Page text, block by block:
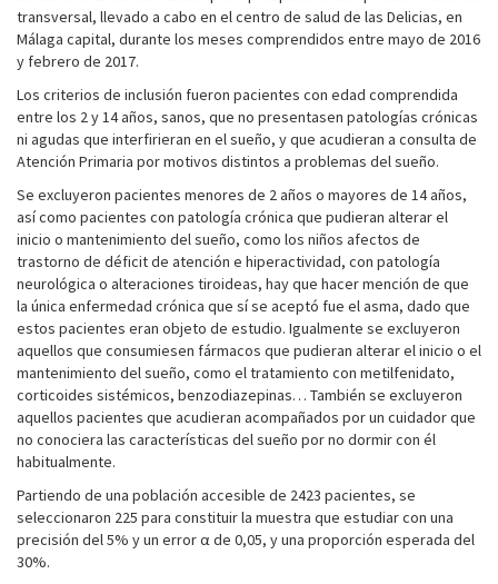
transversal, llevado a cabo en el centro de salud de las Delicias, en
Málaga capital, durante los meses comprendidos entre mayo de 2016
y febrero de 2017.
Los criterios de inclusión fueron pacientes con edad comprendida
entre los 2 y 14 años, sanos, que no presentasen patologías crónicas
ni agudas que interfirieran en el sueño, y que acudieran a consulta de
Atención Primaria por motivos distintos a problemas del sueño.
Se excluyeron pacientes menores de 2 años o mayores de 14 años,
así como pacientes con patología crónica que pudieran alterar el
inicio o mantenimiento del sueño, como los niños afectos de
trastorno de déficit de atención e hiperactividad, con patología
neurológica o alteraciones tiroideas, hay que hacer mención de que
la única enfermedad crónica que sí se aceptó fue el asma, dado que
estos pacientes eran objeto de estudio. Igualmente se excluyeron
aquellos que consumiesen fármacos que pudieran alterar el inicio o el
mantenimiento del sueño, como el tratamiento con metilfenidato,
corticoides sistémicos, benzodiazepinas… También se excluyeron
aquellos pacientes que acudieran acompañados por un cuidador que
no conociera las características del sueño por no dormir con él
habitualmente.
Partiendo de una población accesible de 2423 pacientes, se
seleccionaron 225 para constituir la muestra que estudiar con una
precisión del 5% y un error α de 0,05, y una proporción esperada del
30%.